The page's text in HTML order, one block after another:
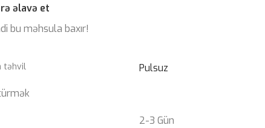
əlavə et
bu məhsula baxır!
təhvil Pulsuz
2-3 Gün